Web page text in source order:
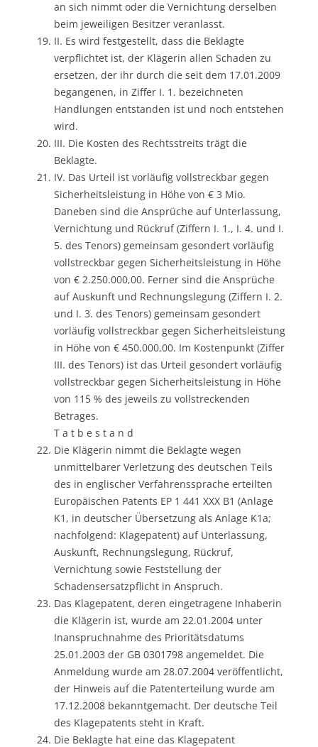
an sich nimmt oder die Vernichtung derselben
beim jeweiligen Besitzer veranlasst.
II. Es wird festgestellt, dass die Beklagte
verpflichtet ist, der Klägerin allen Schaden zu
ersetzen, der ihr durch die seit dem 17.01.2009
begangenen, in Ziffer I. 1. bezeichneten
Handlungen entstanden ist und noch entstehen
wird.
III. Die Kosten des Rechtsstreits trägt die
Beklagte.
IV. Das Urteil ist vorläufig vollstreckbar gegen
Sicherheitsleistung in Höhe von € 3 Mio.
Daneben sind die Ansprüche auf Unterlassung,
Vernichtung und Rückruf (Ziffern I. 1., I. 4. und I.
5. des Tenors) gemeinsam gesondert vorläufig
vollstreckbar gegen Sicherheitsleistung in Höhe
von € 2.250.000,00. Ferner sind die Ansprüche
auf Auskunft und Rechnungslegung (Ziffern I. 2.
und I. 3. des Tenors) gemeinsam gesondert
vorläufig vollstreckbar gegen Sicherheitsleistung
in Höhe von € 450.000,00. Im Kostenpunkt (Ziffer
III. des Tenors) ist das Urteil gesondert vorläufig
vollstreckbar gegen Sicherheitsleistung in Höhe
von 115 % des jeweils zu vollstreckenden
Betrages.
T a t b e s t a n d
Die Klägerin nimmt die Beklagte wegen
unmittelbarer Verletzung des deutschen Teils
des in englischer Verfahrenssprache erteilten
Europäischen Patents EP 1 441 XXX B1 (Anlage
K1, in deutscher Übersetzung als Anlage K1a;
nachfolgend: Klagepatent) auf Unterlassung,
Auskunft, Rechnungslegung, Rückruf,
Vernichtung sowie Feststellung der
Schadensersatzpflicht in Anspruch.
Das Klagepatent, deren eingetragene Inhaberin
die Klägerin ist, wurde am 22.01.2004 unter
Inanspruchnahme des Prioritätsdatums
25.01.2003 der GB 0301798 angemeldet. Die
Anmeldung wurde am 28.07.2004 veröffentlicht,
der Hinweis auf die Patenterteilung wurde am
17.12.2008 bekanntgemacht. Der deutsche Teil
des Klagepatents steht in Kraft.
Die Beklagte hat eine das Klagepatent